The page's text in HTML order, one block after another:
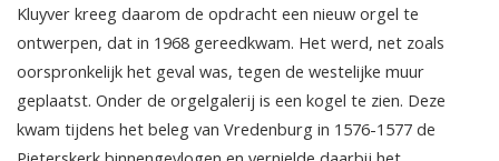
Kluyver kreeg daarom de opdracht een nieuw orgel te
ontwerpen, dat in 1968 gereedkwam. Het werd, net zoals
oorspronkelijk het geval was, tegen de westelijke muur
geplaatst. Onder de orgelgalerij is een kogel te zien. Deze
kwam tijdens het beleg van Vredenburg in 1576-1577 de